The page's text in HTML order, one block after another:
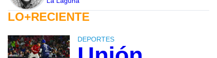
LO+RECIENTE
DEPORTES